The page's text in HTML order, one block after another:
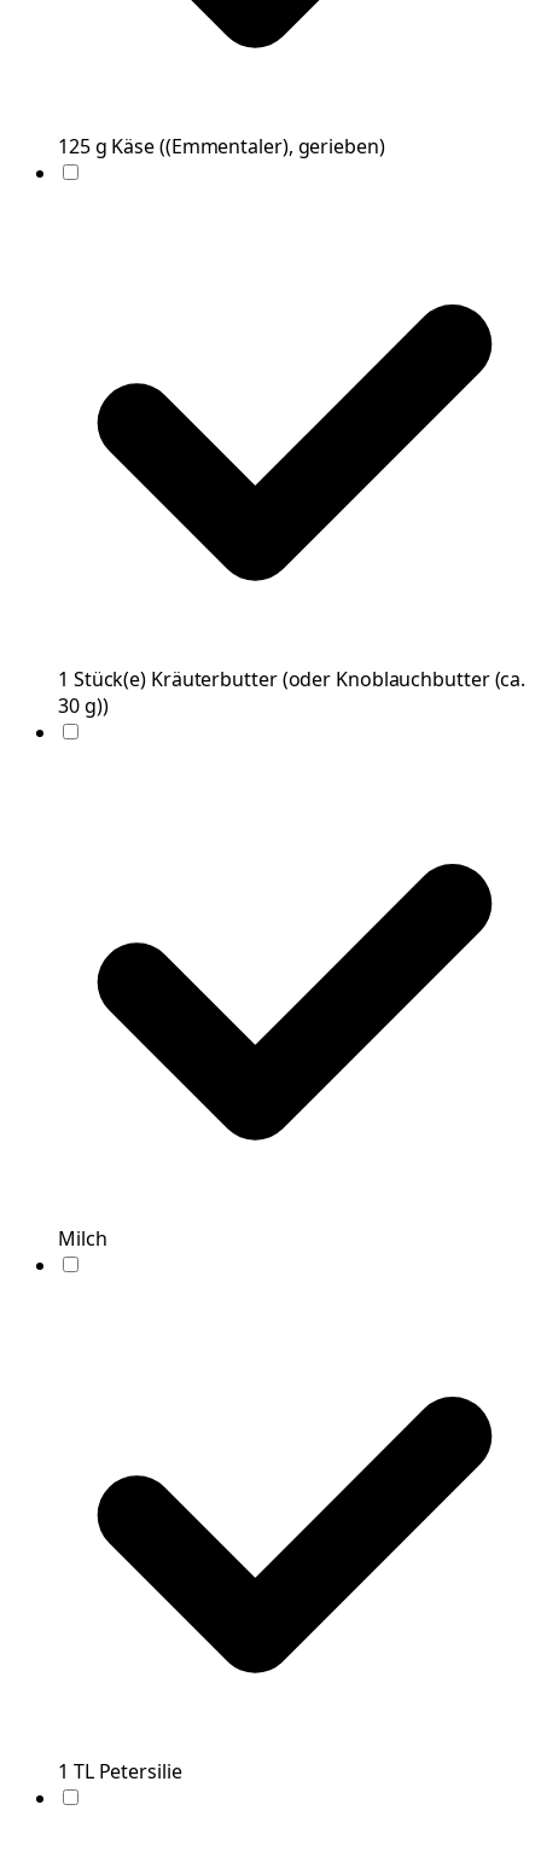
125g Käse((Emmentaler), gerieben)
1 Stück(e) Kräuterbutter(oder Knoblauchbutter (ca.
30 g))
Milch
1 TL Petersilie